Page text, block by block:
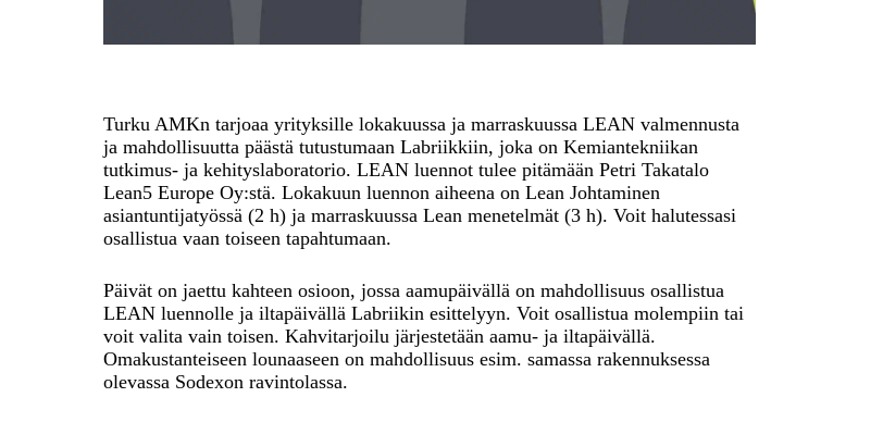
Turku AMKn tarjoaa yrityksille lokakuussa ja marraskuussa LEAN valmennusta
ja mahdollisuutta päästä tutustumaan Labriikkiin, joka on Kemiantekniikan
tutkimus- ja kehityslaboratorio. LEAN luennot tulee pitämään Petri Takatalo
Lean5 Europe Oy:stä. Lokakuun luennon aiheena on Lean Johtaminen
asiantuntijatyössä (2 h) ja marraskuussa Lean menetelmät (3 h). Voit halutessasi
osallistua vaan toiseen tapahtumaan.
Päivät on jaettu kahteen osioon, jossa aamupäivällä on mahdollisuus osallistua
LEAN luennolle ja iltapäivällä Labriikin esittelyyn. Voit osallistua molempiin tai
voit valita vain toisen. Kahvitarjoilu järjestetään aamu- ja iltapäivällä.
Omakustanteiseen lounaaseen on mahdollisuus esim. samassa rakennuksessa
olevassa Sodexon ravintolassa.